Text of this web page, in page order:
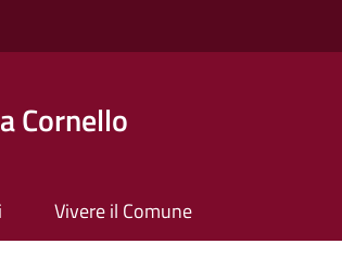
Cornello
Vivere il Comune